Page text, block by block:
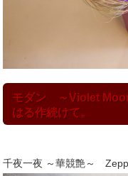
モダン ～Violet
はる作続けて。
千夜一夜 ～華競艶～ Zepp